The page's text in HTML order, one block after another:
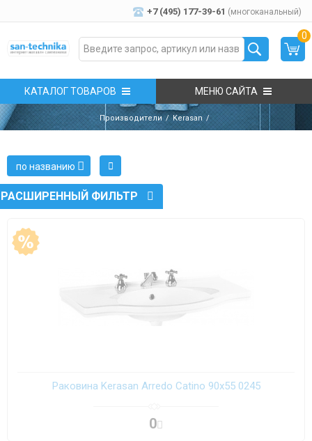
+7 (495) 177-39-61 (многоканальный)
0
КАТАЛОГ ТОВАРОВ МЕНЮ САЙТА
Производители Kerasan
РАСШИРЕННЫЙ ФИЛЬТР
по названию
Раковина Kerasan Arredo Catino 90х55 0245
0